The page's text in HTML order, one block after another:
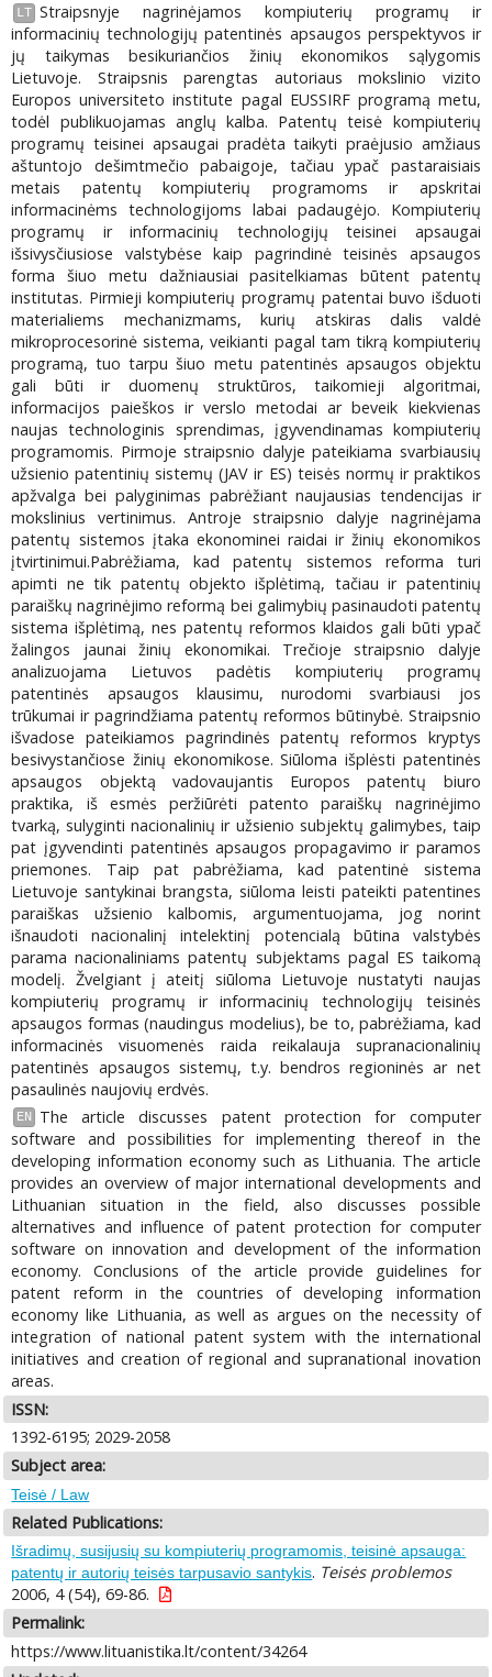
LT Straipsnyje nagrinėjamos kompiuterių programų ir
informacinių technologijų patentinės apsaugos perspektyvos ir
jų taikymas besikuriančios žinių ekonomikos sąlygomis
Lietuvoje. Straipsnis parengtas autoriaus mokslinio vizito
Europos universiteto institute pagal EUSSIRF programą metu,
todėl publikuojamas anglų kalba. Patentų teisė kompiuterių
programų teisinei apsaugai pradėta taikyti praėjusio amžiaus
aštuntojo dešimtmečio pabaigoje, tačiau ypač pastaraisiais
metais patentų kompiuterių programoms ir apskritai
informacinėms technologijoms labai padaugėjo. Kompiuterių
programų ir informacinių technologijų teisinei apsaugai
išsivysčiusiose valstybėse kaip pagrindinė teisinės apsaugos
forma šiuo metu dažniausiai pasitelkiamas būtent patentų
institutas. Pirmieji kompiuterių programų patentai buvo išduoti
materialiems mechanizmams, kurių atskiras dalis valdė
mikroprocesorinė sistema, veikianti pagal tam tikrą kompiuterių
programą, tuo tarpu šiuo metu patentinės apsaugos objektu
gali būti ir duomenų struktūros, taikomieji algoritmai,
informacijos paieškos ir verslo metodai ar beveik kiekvienas
naujas technologinis sprendimas, įgyvendinamas kompiuterių
programomis. Pirmoje straipsnio dalyje pateikiama svarbiausių
užsienio patentinių sistemų (JAV ir ES) teisės normų ir praktikos
apžvalga bei palyginimas pabrėžiant naujausias tendencijas ir
mokslinius vertinimus. Antroje straipsnio dalyje nagrinėjama
patentų sistemos įtaka ekonominei raidai ir žinių ekonomikos
įtvirtinimui.Pabrėžiama, kad patentų sistemos reforma turi
apimti ne tik patentų objekto išplėtimą, tačiau ir patentinių
paraiškų nagrinėjimo reformą bei galimybių pasinaudoti patentų
sistema išplėtimą, nes patentų reformos klaidos gali būti ypač
žalingos jaunai žinių ekonomikai. Trečioje straipsnio dalyje
analizuojama Lietuvos padėtis kompiuterių programų
patentinės apsaugos klausimu, nurodomi svarbiausi jos
trūkumai ir pagrindžiama patentų reformos būtinybė. Straipsnio
išvadose pateikiamos pagrindinės patentų reformos kryptys
besivystančiose žinių ekonomikose. Siūloma išplėsti patentinės
apsaugos objektą vadovaujantis Europos patentų biuro
praktika, iš esmės peržiūrėti patento paraiškų nagrinėjimo
tvarką, sulyginti nacionalinių ir užsienio subjektų galimybes, taip
pat įgyvendinti patentinės apsaugos propagavimo ir paramos
priemones. Taip pat pabrėžiama, kad patentinė sistema
Lietuvoje santykinai brangsta, siūloma leisti pateikti patentines
paraiškas užsienio kalbomis, argumentuojama, jog norint
išnaudoti nacionalinį intelektinį potencialą būtina valstybės
parama nacionaliniams patentų subjektams pagal ES taikomą
modelį. Žvelgiant į ateitį siūloma Lietuvoje nustatyti naujas
kompiuterių programų ir informacinių technologijų teisinės
apsaugos formas (naudingus modelius), be to, pabrėžiama, kad
informacinės visuomenės raida reikalauja supranacionalinių
patentinės apsaugos sistemų, t.y. bendros regioninės ar net
pasaulinės naujovių erdvės.
EN
The article discusses patent protection for computer
software and possibilities for implementing thereof in the
developing information economy such as Lithuania. The article
provides an overview of major international developments and
Lithuanian situation in the field, also discusses possible
alternatives and influence of patent protection for computer
software on innovation and development of the information
economy. Conclusions of the article provide guidelines for
patent reform in the countries of developing information
economy like Lithuania, as well as argues on the necessity of
integration of national patent system with the international
initiatives and creation of regional and supranational inovation
areas.
ISSN:
1392-6195; 2029-2058
Subject area:
Teisė / Law
Related Publications:
Išradimų, susijusių su kompiuterių programomis, teisinė apsauga:
patentų ir autorių teisės tarpusavio santykis. Teisės problemos
2006, 4 (54), 69-86.
Permalink:
https://www.lituanistika.lt/content/34264